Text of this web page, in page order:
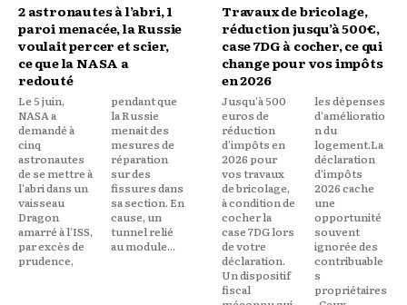
2 astronautes à l’abri, 1
paroi menacée, la Russie
voulait percer et scier,
ce que la NASA a
redouté
Le 5 juin,
NASA a
demandé à
cinq
astronautes
de se mettre à
l'abri dans un
vaisseau
Dragon
amarré à l'ISS,
par excès de
prudence,
pendant que
la Russie
menait des
mesures de
réparation
sur des
fissures dans
sa section. En
cause, un
tunnel relié
au module...
Travaux de bricolage,
réduction jusqu’à 500€,
case 7DG à cocher, ce qui
change pour vos impôts
en 2026
Jusqu'à 500
euros de
réduction
d'impôts en
2026 pour
vos travaux
de bricolage,
à condition de
cocher la
case 7DG lors
de votre
déclaration.
Un dispositif
fiscal
les dépenses
d'amélioratio
n du
logement.La
déclaration
d'impôts
2026 cache
une
opportunité
souvent
ignorée des
contribuable
s
propriétaires